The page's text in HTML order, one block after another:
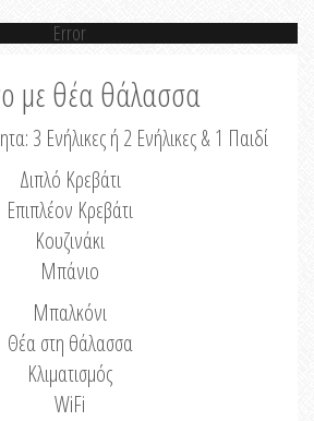
Error
με θέα θάλασσα
3 Ενήλικες ή 2 Ενήλικες & 1 Παιδί
Διπλό Κρεβάτι
Επιπλέον Κρεβάτι
Κουζινάκι
Μπάνιο
Μπαλκόνι
Θέα στη θάλασσα
Κλιματισμός
WiFi